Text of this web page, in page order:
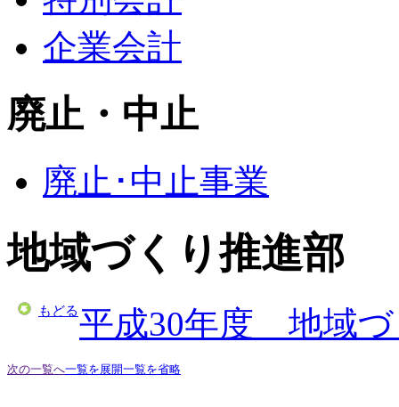
企業会計
廃止・中止
廃止･中止事業
地域づくり推進部
もどる平成30年度 地域づ
次の一覧へ一覧を展開一覧を省略